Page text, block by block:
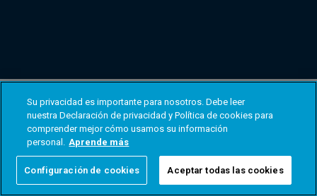
Su privacidad es importante para nosotros. Debe leer
nuestra Declaración de privacidad y Política de cookies para
comprender mejor cómo usamos su información
personal. Aprende más
Configuración de cookies Aceptar todas las cookies